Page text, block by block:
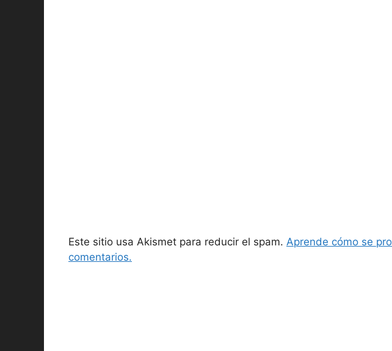
Este sitio usa Akismet para reducir el spam. Aprende cómo se
comentarios.